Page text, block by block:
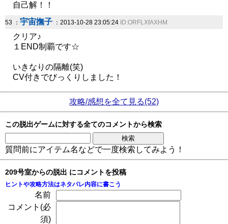
自己解！！
53 ： 宇宙撫子 ：2013-10-28 23:05:24 ID:ORFLXfAXHM
クリア♪
１END制覇です☆
いきなりの隔離(笑)
CV付きでびっくりしました！
攻略/感想を全て見る(52)
この脱出ゲームに対する全てのコメントから検索
質問前にアイテム名などで一度検索してみよう！
209号室からの脱出 にコメントを投稿
ヒントや攻略方法はネタバレ内容に書こう
名前
コメント(必
須)